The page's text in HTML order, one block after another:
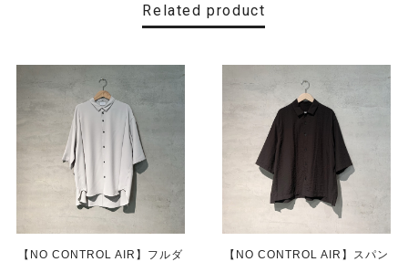
Related product
【NO CONTROL AIR】フルダ
【NO CONTROL AIR】スパン